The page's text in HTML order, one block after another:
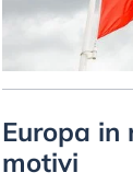
Europa in
motivi